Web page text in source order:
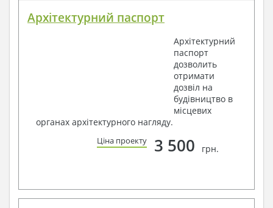
Архітектурний паспорт
Архітектурний
паспорт
дозволить
отримати
дозвіл на
будівництво в
місцевих
органах архітектурного нагляду.
Ціна проекту 3 500 грн.